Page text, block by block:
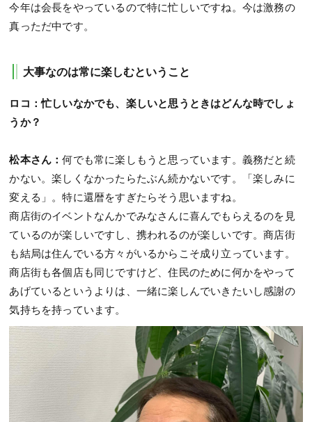
今年は会長をやっているので特に忙しいですね。今は激務の
真っただ中です。
大事なのは常に楽しむということ
ロコ：忙しいなかでも、楽しいと思うときはどんな時でしょ
うか？
松本さん：何でも常に楽しもうと思っています。義務だと続
かない。楽しくなかったらたぶん続かないです。「楽しみに
変える」。特に還暦をすぎたらそう思いますね。
商店街のイベントなんかでみなさんに喜んでもらえるのを見
ているのが楽しいですし、携われるのが楽しいです。商店街
も結局は住んでいる方々がいるからこそ成り立っています。
商店街も各個店も同じですけど、住民のために何かをやって
あげているというよりは、一緒に楽しんでいきたいし感謝の
気持ちを持っています。